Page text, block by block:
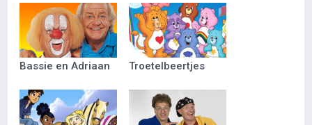
Bassie en Adriaan Troetelbeertjes